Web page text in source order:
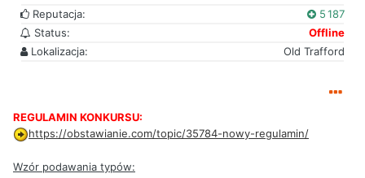
Reputacja:
5 187
Status:
Offline
Lokalizacja:
Old Trafford
REGULAMIN KONKURSU:
https://obstawianie.com/topic/35784-nowy-regulamin/
Wzór podawania typów: